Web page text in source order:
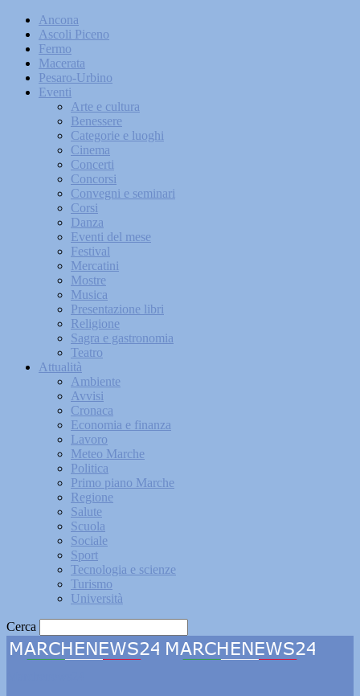
Ancona
Ascoli Piceno
Fermo
Macerata
Pesaro-Urbino
Eventi
Arte e cultura
Benessere
Categorie e luoghi
Cinema
Concerti
Concorsi
Convegni e seminari
Corsi
Danza
Eventi del mese
Festival
Mercatini
Mostre
Musica
Presentazione libri
Religione
Sagra e gastronomia
Teatro
Attualità
Ambiente
Avvisi
Cronaca
Economia e finanza
Lavoro
Meteo Marche
Politica
Primo piano Marche
Regione
Salute
Scuola
Sociale
Sport
Tecnologia e scienze
Turismo
Università
Cerca